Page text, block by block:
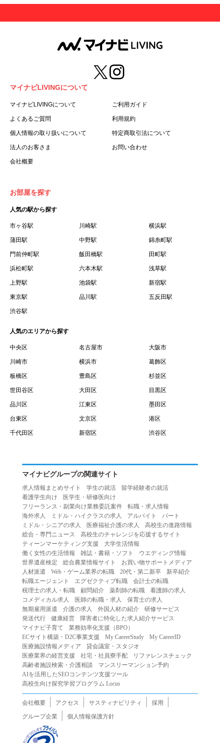
用することはできません。
第３条（用語の定義）
１.「本サ―ビス」とは、第１章第１条で規定する当社が運
営するマイナビLIVINGを意味します。
２.「利用者」とは、第１章第２条に規定する本サービスを
利用する個人を意味します。
３.「本サイト」とは、当社が運営する本サービスに関する
ます。
５.「会員」とは、第２章第１条に基づき会員登録が完了し
た個人を意味します。
録した情報、本サービス利用中に当社が登録を求めた情報
った場合の当該情報を意味します。
７.「本会員制度」とは、会員による本サービスの利用の促
進を目的とした会員制度を意味します。
借契約書およびオプション注文書を意味します。
９.「契約期間開始日」とは、定期建物賃貸借契約（以下
「賃貸借契約」と言います）の開始日のことで、利用者の
賃借権が発生する日を意味します。
するために、選んだ物件を保留することを意味します。
１１.「予約情報」とは、物件を予約するために必要な当社
所定の情報を意味します。物件情報や期間、オプション等
１２.「キャンセル」とは、賃貸借契約締結後から契約期間
開始日前までに、利用者が賃貸借契約を解除することを意
味します。
１３.「中途解約」とは、賃貸借契約期間の途中で、利用者
１.利用者は、本サービスを利用する上で次の各号に定める
とします。
（１）重複、虚偽の情報、または自己以外の情報を登録す
る行為
（２）第三者になりすまして本サービスを利用する行為
（３）当社または第三者の著作権等の知的財産権、プライ
バシー、その他の権利を侵害する行為
（４）当社または第三者を誹謗中傷する行為
（５）当社または第三者に不利益を与える行為
（６）営利を目的とした行為
（７）政治・選挙・宗教活動またはそれらに類する行為
（８）本サービスの運営を妨害する行為
（９）法令違反、犯罪行為、または公序良俗に反する行為
（１０）暴力的な要求行為、または法的な責任を超えた不
当な要求行為
（１１）その他当社が不適切であると判断する行為
２.当社は、前項の定めに該当する行為を行った利用者に対
の提供を停止または中断することができるものとします。
第５条（免責）
１.当社は、本サービスの利用（これらに伴う当社または第
三者の情報提供行為等を含みます）により、利用者に生じ
マイナビLIVINGについて
マイナビLIVINGについて ご利用ガイド
よくあるご質問 利用規約
個人情報の取り扱いについて 特定商取引法について
法人のお客さま お問い合わせ
会社概要
お部屋を探す
人気の駅から探す
市ヶ谷駅 川崎駅 横浜駅
蒲田駅 中野駅 錦糸町駅
門前仲町駅 飯田橋駅 田町駅
浜松町駅 六本木駅 浅草駅
上野駅 池袋駅 新宿駅
東京駅 品川駅 五反田駅
渋谷駅
人気のエリアから探す
中央区 名古屋市 大阪市
川崎市 横浜市 葛飾区
板橋区 豊島区 杉並区
世田谷区 大田区 目黒区
品川区 江東区 墨田区
台東区 文京区 港区
千代田区 新宿区 渋谷区
マイナビグループの関連サイト
求人情報まとめサイト 学生の就活
留学経験者の就活
看護学生向け
医学生・研修医向け
フリーランス・副業向け業務委託案件
転職・求人情報
海外求人
ミドル・ハイクラスの求人 アルバイト
パート
ミドル・シニアの求人
医療福祉介護の求人
高校生の進路情報
総合・専門ニュース
高校生のチャレンジを応援するサイト
ティーンマーケティング支援
大学生活情報
働く女性の生活情報
雑誌・書籍・ソフト
ウエディング情報
世界遺産検定
総合農業情報サイト
お買い物サポートメディア
人材派遣
Web・ゲーム業界の転職 20代・第二新卒
新卒紹介
転職エージェント
エグゼクティブ転職
会計士の転職
税理士の求人・転職
顧問紹介 薬剤師の転職
看護師の求人
コメディカル求人
医師の転職・求人
保育士の求人
無期雇用派遣
介護の求人 外国人材の紹介
研修サービス
発送代行
健康経営
障害者に特化した求人紹介サービス
マイナビ子育て
業務効率化支援（BPO）
ECサイト構築・D2C事業支援
My CareerStudy
My CareerID
医療施設情報メディア
貸会議室・スタジオ
医療業界の経営支援
社宅・社員寮手配
リファレンスチェック
高齢者施設検索・介護相談
マンスリーマンション予約
AIを活用したSEOコンテンツ支援ツール
高校生向け探究学習プログラム Locus
会社概要 アクセス サスティナビリティ
採用
グループ企業
個人情報保護方針